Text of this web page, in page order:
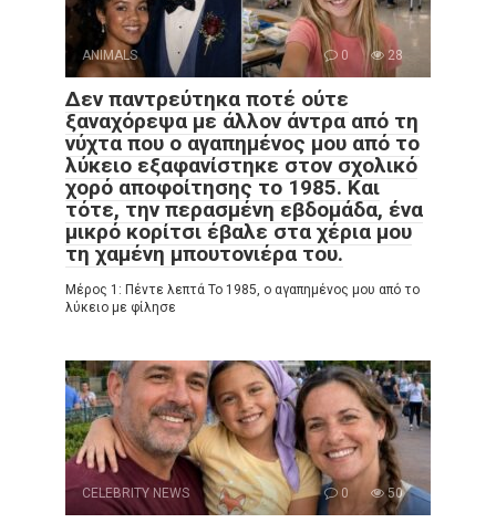
ANIMALS 0 28
Δεν παντρεύτηκα ποτέ ούτε
ξαναχόρεψα με άλλον άντρα από τη
νύχτα που ο αγαπημένος μου από το
λύκειο εξαφανίστηκε στον σχολικό
χορό αποφοίτησης το 1985. Και
τότε, την περασμένη εβδομάδα, ένα
μικρό κορίτσι έβαλε στα χέρια μου
τη χαμένη μπουτονιέρα του.
Μέρος 1: Πέντε λεπτά Το 1985, ο αγαπημένος μου από το
λύκειο με φίλησε
CELEBRITY NEWS 0 50